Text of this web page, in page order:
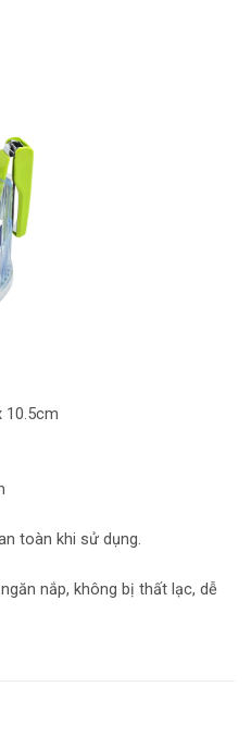
10.5cm
toàn khi sử dụng.
nắp, không bị thất lạc, dễ